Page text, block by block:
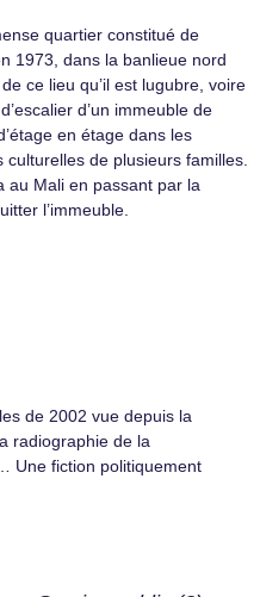
quartier constitué de
1973, dans la banlieue nord
ce lieu qu’il est lugubre, voire
d’un immeuble de
en étage dans les
de plusieurs familles.
au Mali en passant par la
l’immeuble.
de 2002 vue depuis la
radiographie de la
Une fiction politiquement